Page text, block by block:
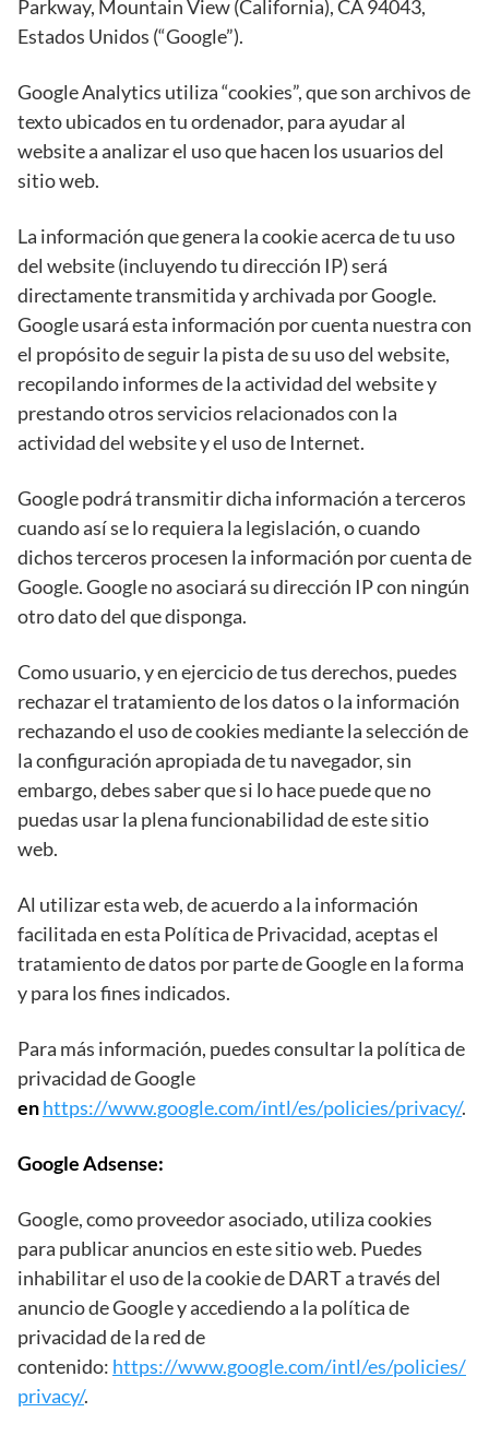
Parkway, Mountain View (California), CA 94043,
Estados Unidos (“Google”).
Google Analytics utiliza “cookies”, que son archivos de
texto ubicados en tu ordenador, para ayudar al
website a analizar el uso que hacen los usuarios del
sitio web.
La información que genera la cookie acerca de tu uso
del website (incluyendo tu dirección IP) será
directamente transmitida y archivada por Google.
Google usará esta información por cuenta nuestra con
el propósito de seguir la pista de su uso del website,
recopilando informes de la actividad del website y
prestando otros servicios relacionados con la
actividad del website y el uso de Internet.
Google podrá transmitir dicha información a terceros
cuando así se lo requiera la legislación, o cuando
dichos terceros procesen la información por cuenta de
Google. Google no asociará su dirección IP con ningún
otro dato del que disponga.
Como usuario, y en ejercicio de tus derechos, puedes
rechazar el tratamiento de los datos o la información
rechazando el uso de cookies mediante la selección de
la configuración apropiada de tu navegador, sin
embargo, debes saber que si lo hace puede que no
puedas usar la plena funcionabilidad de este sitio
web.
Al utilizar esta web, de acuerdo a la información
facilitada en esta Política de Privacidad, aceptas el
tratamiento de datos por parte de Google en la forma
y para los fines indicados.
Para más información, puedes consultar la política de
privacidad de Google
enhttps://www.google.com/intl/es/policies/privacy/.
Google Adsense:
Google, como proveedor asociado, utiliza cookies
para publicar anuncios en este sitio web. Puedes
inhabilitar el uso de la cookie de DART a través del
anuncio de Google y accediendo a la política de
privacidad de la red de
contenido: https://www.google.com/intl/es/policies/
privacy/.